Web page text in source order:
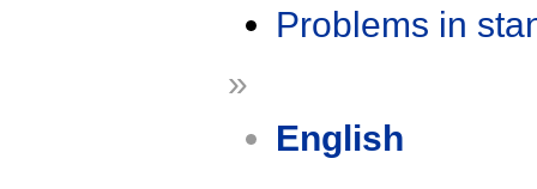
Problems in
»
English